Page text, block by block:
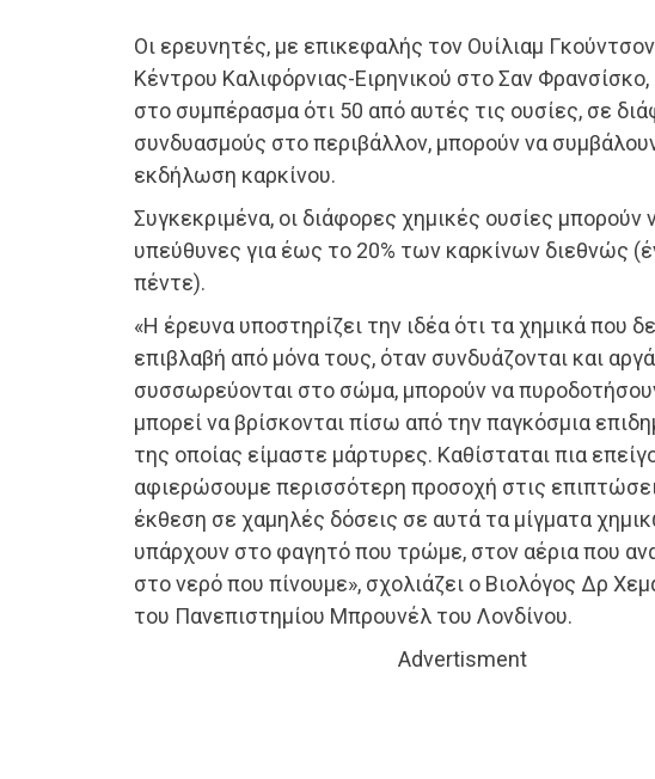
Οι ερευνητές, με επικεφαλής τον Ουίλιαμ
Κέντρου Καλιφόρνιας-Ειρηνικού στο Σαν
στο συμπέρασμα ότι 50 από αυτές τις ουσίες, σε
συνδυασμούς στο περιβάλλον, μπορούν να
εκδήλωση καρκίνου.
Συγκεκριμένα, οι διάφορες χημικές ουσίες
υπεύθυνες για έως το 20% των καρκίνων διεθνώς
πέντε).
«Η έρευνα υποστηρίζει την ιδέα ότι τα χημικά που
επιβλαβή από μόνα τους, όταν συνδυάζονται και αργά
συσσωρεύονται στο σώμα, μπορούν να
μπορεί να βρίσκονται πίσω από την παγκόσμια
της οποίας είμαστε μάρτυρες. Καθίσταται πια
αφιερώσουμε περισσότερη προσοχή στις
έκθεση σε χαμηλές δόσεις σε αυτά τα μίγματα
υπάρχουν στο φαγητό που τρώμε, στον αέρια που
στο νερό που πίνουμε», σχολιάζει ο Βιολόγος Δρ
του Πανεπιστημίου Μπρουνέλ του Λονδίνου.
Advertisment